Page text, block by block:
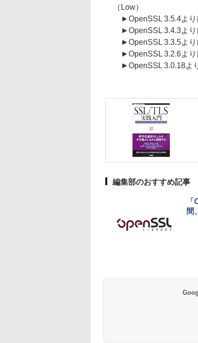
（Low）
►OpenSSL 3.5.4より
►OpenSSL 3.4.3より
►OpenSSL 3.3.5より
►OpenSSL 3.2.6より
►OpenSSL 3.0.18よ
編集部のおすすめ記事
間